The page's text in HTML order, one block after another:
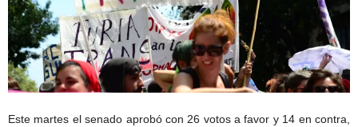
Este martes el senado aprobó con 26 votos a favor y 14 en contra,